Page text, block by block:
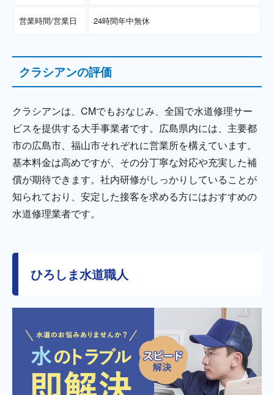
営業時間/営業日 24時間年中無休
クラシアンの評価
クラシアンは、CMでもおなじみ、全国で水道修理サー
ビスを提供する大手事業者です。広島県内には、主要都
市の広島市、福山市それぞれに営業所を構えています。
基本料金は高めですが、その分丁寧な対応や充実した補
償が期待できます。社内研修がしっかりしていることが
知られており、安定した接客を求める方にはおすすめの
水道修理業者です。
ひろしま水道職人